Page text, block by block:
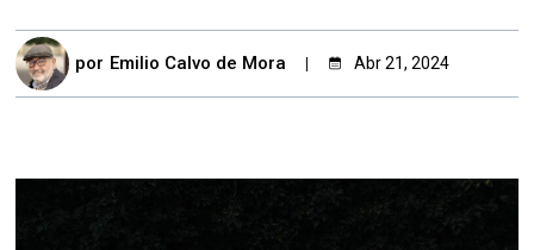
por Emilio Calvo de Mora Abr 21, 2024